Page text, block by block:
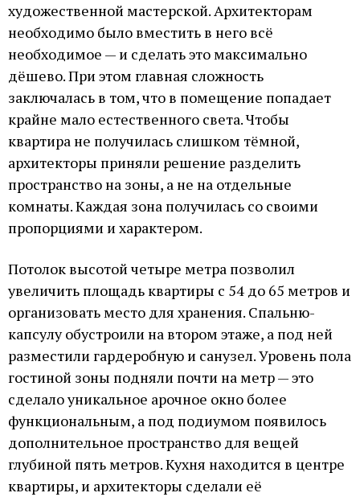
художественной мастерской. Архитекторам
необходимо было вместить в него всё
необходимое — и сделать это максимально
дёшево. При этом главная сложность
заключалась в том, что в помещение попадает
крайне мало естественного света. Чтобы
квартира не получилась слишком тёмной,
архитекторы приняли решение разделить
пространство на зоны, а не на отдельные
комнаты. Каждая зона получилась со своими
пропорциями и характером.
Потолок высотой четыре метра позволил
увеличить площадь квартиры с 54 до 65 метров и
организовать место для хранения. Спальню-
капсулу обустроили на втором этаже, а под ней
разместили гардеробную и санузел. Уровень пола
гостиной зоны подняли почти на метр — это
сделало уникальное арочное окно более
функциональным, а под подиумом появилось
дополнительное пространство для вещей
глубиной пять метров. Кухня находится в центре
квартиры, и архитекторы сделали её